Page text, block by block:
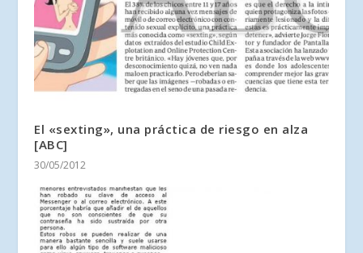
El «sexting», una práctica de riesgo en alza
[ABC]
30/05/2012